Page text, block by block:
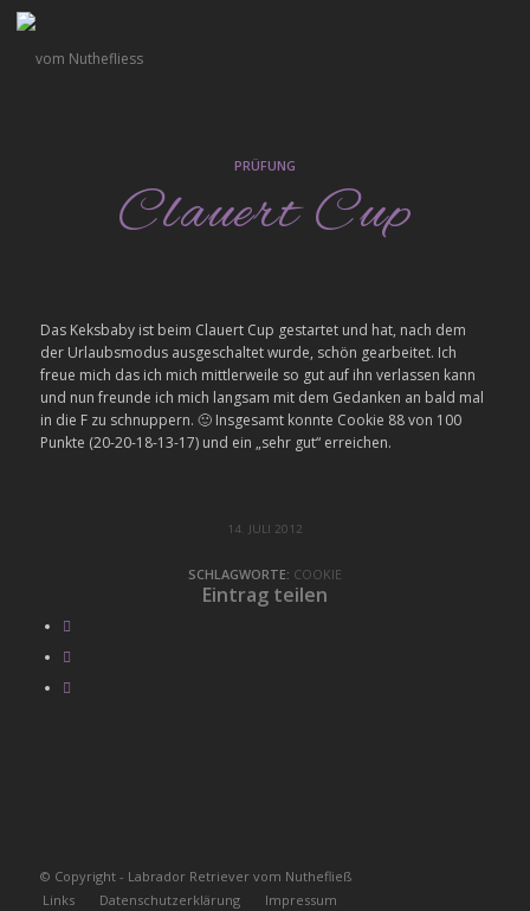
PRÜFUNG
Clauert Cup
Das Keksbaby ist beim Clauert Cup gestartet und hat, nach dem
der Urlaubsmodus ausgeschaltet wurde, schön gearbeitet. Ich
freue mich das ich mich mittlerweile so gut auf ihn verlassen kann
und nun freunde ich mich langsam mit dem Gedanken an bald mal
in die F zu schnuppern. 🙂 Insgesamt konnte Cookie 88 von 100
Punkte (20-20-18-13-17) und ein „sehr gut“ erreichen.
14. JULI 2012
SCHLAGWORTE: COOKIE
Eintrag teilen
© Copyright - Labrador Retriever vom Nuthefließ
Links
Datenschutzerklärung Impressum